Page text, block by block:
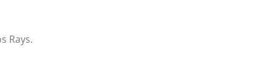
Rays.